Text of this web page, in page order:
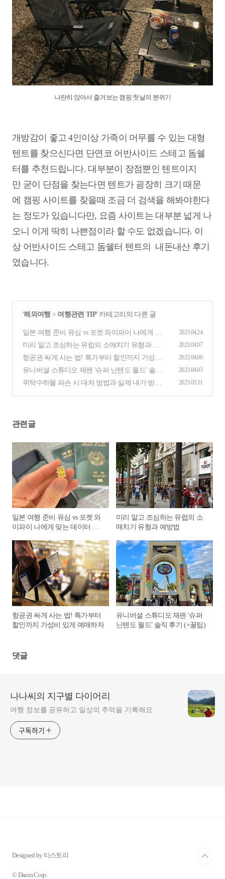
나란히 앉아서 즐겨보는 캠핑 첫날의 분위기
개방감이 좋고 4인이상 가족이 머무를 수 있는 대형
텐트를 찾으신다면 단연코 어반사이드 스테고 돔쉘
터를 추천드립니다. 대부분이 장점뿐인 텐트이지
만 굳이 단점을 찾는다면 텐트가 굉장히 크기 때문
에 캠핑 사이트를 찾을때 조금 더 검색을 해봐야한다
는 정도가 있습니다만, 요즘 사이트는 대부분 넓게 나
오니 이게 딱히 나쁜점이라 할 수도 없겠습니다. 이
상 어반사이드 스테고 돔쉘터 텐트의 내돈내산 후기
였습니다.
'해외여행 > 여행관련 TIP' 카테고리의 다른 글
일본 여행 준비 유심 vs 포켓 와이파이 나에게 맞
는 데이터 선택 (0)
2023.04.24
미리 알고 조심하는 유럽의 소매치기 유형과 예
방법
(0)
2023.04.07
항공권 싸게 사는 법! 특가부터 할인까지 가성비
있게 예매하자
(0)
2023.04.06
유니버셜 스튜디오 재팬 '슈퍼 닌텐도 월드' 솔직
후기 (+꿀팁) (0)
2023.04.03
위탁수하물 파손 시 대처 방법과 실제 내가 받은
2023.03.31
관련글
일본 여행 준비 유심 vs 포켓 와
이파이 나에게 맞는 데이터 선
미리 알고 조심하는 유럽의 소
매치기 유형과 예방법
항공권 싸게 사는 법! 특가부터
할인까지 가성비 있게 예매하자
유니버셜 스튜디오 재팬 '슈퍼
닌텐도 월드' 솔직 후기 (+꿀팁)
댓글
나나씨의 지구별 다이어리
여행 정보를 공유하고 일상의 추억을 기록해요
구독하기
Designed by 티스토리
© Daum Corp.